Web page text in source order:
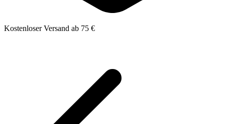
Kostenloser Versand ab 75 €